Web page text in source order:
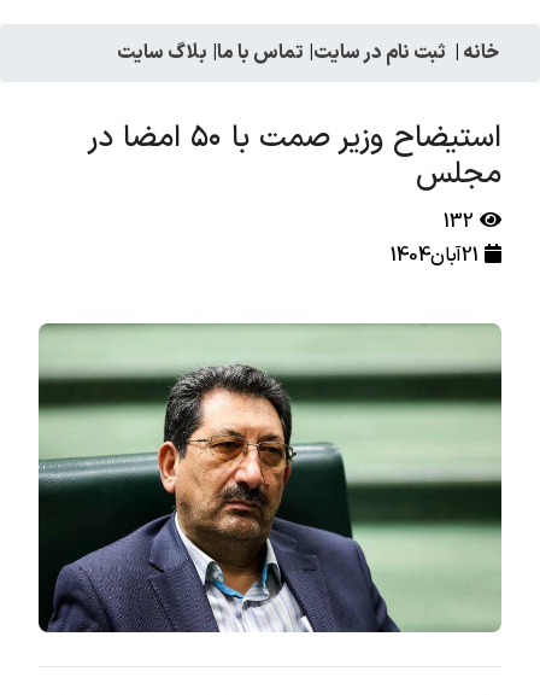
خانه | ثبت نام در سایت| تماس با ما| بلاگ سایت
استیضاح وزیر صمت با ۵۰ امضا در
مجلس
132
21آبان1404